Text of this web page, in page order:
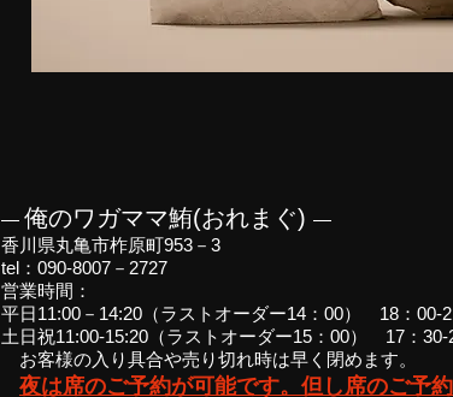
― 俺のワガママ鮪(おれまぐ) ―
香川県丸亀市柞原町953－3
tel：090-8007－2727
営業時間：
平日11:00－14:20（ラストオーダー14：00） 18：00-
土日祝11:00-15:20（ラストオーダー15：00） 17：30-
お客様の入り具合や売り切れ時は早く閉めます。
夜は席のご予約が可能です。但し席のご予